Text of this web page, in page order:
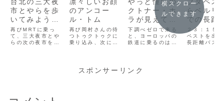
市とやらを歩
いてみよう…
臨江街観光夜
市編
再びMRTに乗っ
て、三大夜市とや
らの次の夜市を目
のアンコー
ル・トム
再び岡村さんの待
つトゥクトゥクに
乗り込み、次に向
かかった時、オカ
ムラさんがトゥク
クトナー・ホ
ラが見えてき
た。で
も・・・
下調べゼロで来る
と、ヨーロッパの
鉄道に乗るのは大
掲示板で、クトナ
ー・ホラ行きの電
らベルリ
での長距
ス
２３：１５
ペストを出
長距離バス
横スクロー
ルできます
スポンサーリンク